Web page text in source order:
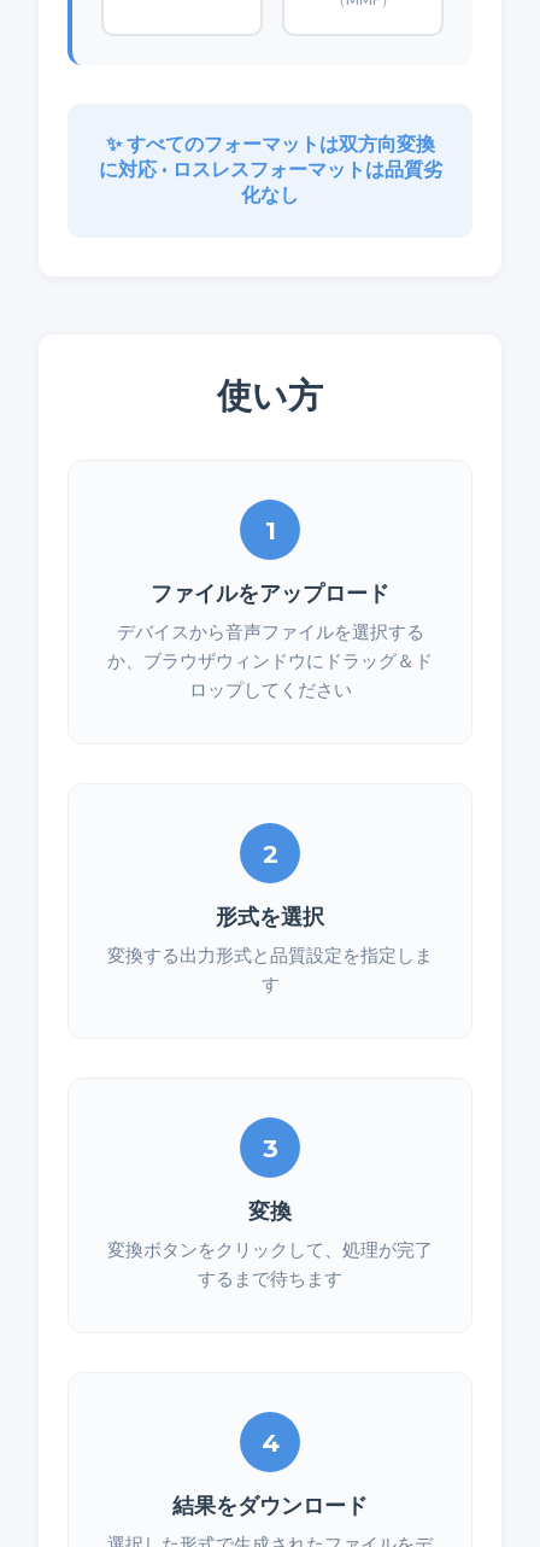
✨ すべてのフォーマットは双方向変換
に対応 • ロスレスフォーマットは品質劣
化なし
使い方
1
ファイルをアップロード
デバイスから音声ファイルを選択する
か、ブラウザウィンドウにドラッグ＆ド
ロップしてください
2
形式を選択
変換する出力形式と品質設定を指定しま
す
3
変換
変換ボタンをクリックして、処理が完了
するまで待ちます
4
結果をダウンロード